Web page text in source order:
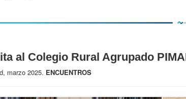
al Colegio Rural Agrupado
marzo 2025. ENCUENTROS